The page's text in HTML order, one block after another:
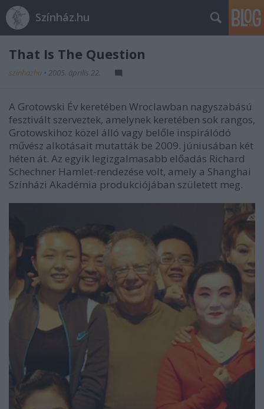
Színház.hu
That Is The Question
szinhazhu • 2005. április 22.
A Grotowski Év keretében Wroclawban nagyszabású
fesztivált szerveztek, amelynek keretében sok rangos,
Grotowskihoz közel álló vagy belőle inspirálódó
művész alkotásait mutatták be 2009. júniusában két
héten át. Az egyik legizgalmasabb előadás Richard
Schechner Hamlet-rendezése volt, amely a Shanghai
Színházi Akadémia produkciójában született meg.